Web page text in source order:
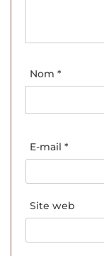
Nom *
E-mail *
Site web